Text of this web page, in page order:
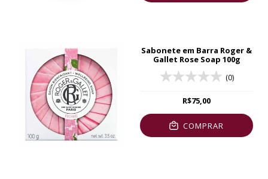
Sabonete em Barra Roger &
Gallet Rose Soap 100g
(0)
R$75,00
COMPRAR